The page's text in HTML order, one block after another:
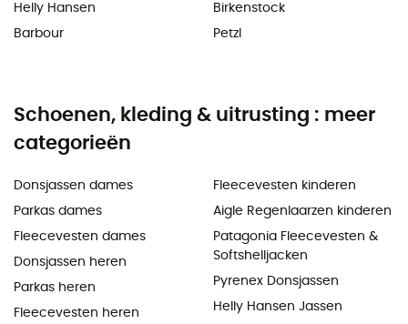
Helly Hansen
Barbour
Birkenstock
Petzl
Schoenen, kleding & uitrusting : meer
categorieën
Donsjassen dames
Parkas dames
Fleecevesten dames
Donsjassen heren
Parkas heren
Fleecevesten heren
Fleecevesten kinderen
Aigle Regenlaarzen kinderen
Patagonia Fleecevesten &
Softshelljacken
Pyrenex Donsjassen
Helly Hansen Jassen